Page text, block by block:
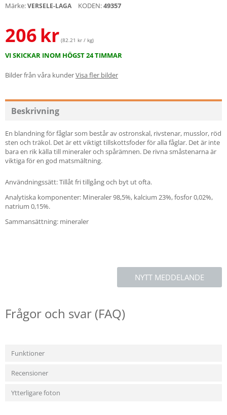
Märke:VERSELE-LAGA KODEN:49357
206kr (82.21 kr / kg)
VI SKICKAR INOM HÖGST 24 TIMMAR
Bilder från våra kunderVisa fler bilder
Beskrivning
En blandning för fåglar som består av ostronskal, rivstenar, musslor, röd
sten och träkol. Det är ett viktigt tillskottsfoder för alla fåglar. Det är inte
bara en rik källa till mineraler och spårämnen. De rivna småstenarna är
viktiga för en god matsmältning.
Användningssätt: Tillåt fri tillgång och byt ut ofta.
Analytiska komponenter: Mineraler 98,5%, kalcium 23%, fosfor 0,02%,
natrium 0,15%.
Sammansättning: mineraler
NYTT MEDDELANDE
Frågor och svar (FAQ)
Funktioner
Recensioner
Ytterligare foton